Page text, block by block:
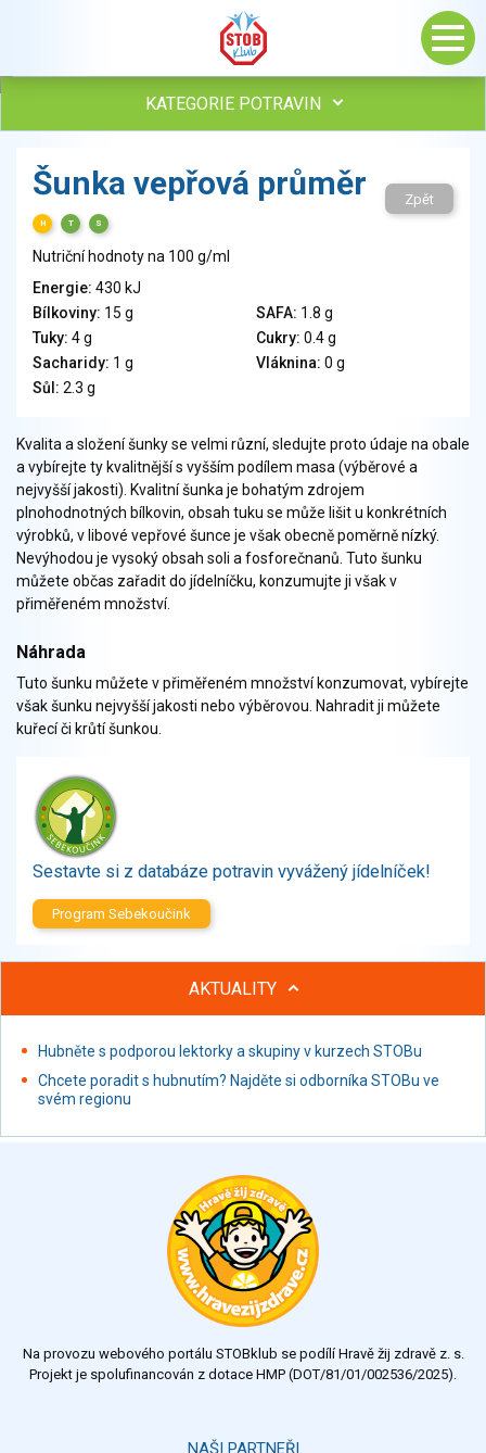
KATEGORIE POTRAVIN
Vejce
Mléko
Veganské a vegetariánské výrobky
Tuky
Obiloviny, mouka, cereální výrobky
Chléb, pečivo, křehké chleby, pufované výrobky
Ovoce
Ořechy, semena
Zelenina
Brambory, luštěniny, houby
Sladkosti, slané výrobky
Zmrzliny
Ochucovadla, přísady, sladidla
Proteinové výrobky, doplňky stravy
Nápoje nealkoholické
Restaurace, jídelny, hotová jídla
Fastfood
Studená kuchyně, lahůdkářské výrobky
Šunka vepřová průměr
H T S
Zpět
Nutriční hodnoty na 100 g/ml
Energie: 430 kJ
Bílkoviny: 15 g SAFA: 1.8 g
Tuky: 4 g Cukry: 0.4 g
Sacharidy: 1 g Vláknina: 0 g
Sůl: 2.3 g
Kvalita a složení šunky se velmi různí, sledujte proto údaje na obale
a vybírejte ty kvalitnější s vyšším podílem masa (výběrové a
nejvyšší jakosti). Kvalitní šunka je bohatým zdrojem
plnohodnotných bílkovin, obsah tuku se může lišit u konkrétních
výrobků, v libové vepřové šunce je však obecně poměrně nízký.
Nevýhodou je vysoký obsah soli a fosforečnanů. Tuto šunku
můžete občas zařadit do jídelníčku, konzumujte ji však v
přiměřeném množství.
Náhrada
Tuto šunku můžete v přiměřeném množství konzumovat, vybírejte
však šunku nejvyšší jakosti nebo výběrovou. Nahradit ji můžete
kuřecí či krůtí šunkou.
Sestavte si z databáze potravin vyvážený jídelníček!
Program Sebekoučink
AKTUALITY
Hubněte s podporou lektorky a skupiny v kurzech STOBu
Chcete poradit s hubnutím? Najděte si odborníka STOBu ve
svém regionu
Na provozu webového portálu STOBklub se podílí Hravě žij zdravě z. s.
Projekt je spolufinancován z dotace HMP (DOT/81/01/002536/2025).
NAŠI PARTNEŘI